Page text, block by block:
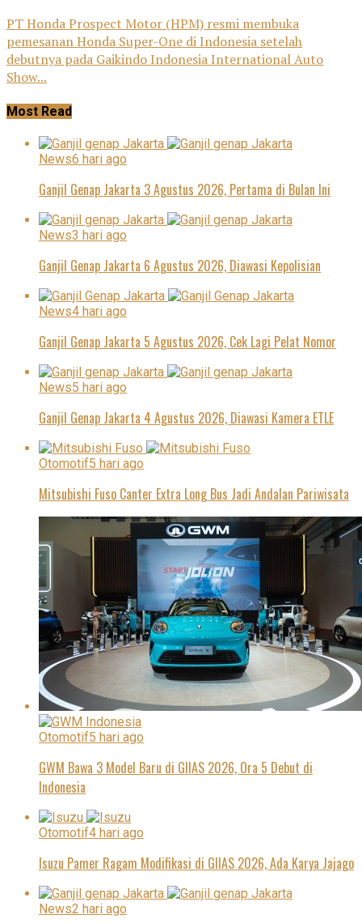
PT Honda Prospect Motor (HPM) resmi membuka
pemesanan Honda Super-One di Indonesia setelah
debutnya pada Gaikindo Indonesia International Auto
Show...
Most Read
News6 hari ago
Ganjil Genap Jakarta 3 Agustus 2026, Pertama di Bulan Ini
News3 hari ago
Ganjil Genap Jakarta 6 Agustus 2026, Diawasi Kepolisian
News4 hari ago
Ganjil Genap Jakarta 5 Agustus 2026, Cek Lagi Pelat Nomor
News5 hari ago
Ganjil Genap Jakarta 4 Agustus 2026, Diawasi Kamera ETLE
Otomotif5 hari ago
Mitsubishi Fuso Canter Extra Long Bus Jadi Andalan Pariwisata
Otomotif5 hari ago
GWM Bawa 3 Model Baru di GIIAS 2026, Ora 5 Debut di
Indonesia
Otomotif4 hari ago
Isuzu Pamer Ragam Modifikasi di GIIAS 2026, Ada Karya Jajago
News2 hari ago